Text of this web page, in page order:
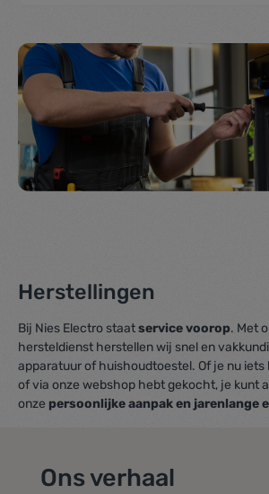
Herstellingen
Bij Nies Electro staatservice voorop. Met
hersteldienst herstellen wij snel en
apparatuur of huishoudtoestel. Of je nu iets
of via onze webshop hebt gekocht, je kunt
onze persoonlijke aanpak en jarenlange
Ons verhaal